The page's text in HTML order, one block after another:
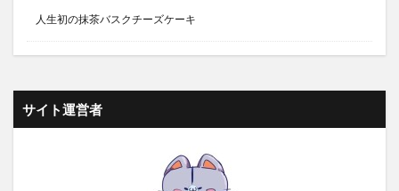
人生初の抹茶バスクチーズケーキ
サイト運営者